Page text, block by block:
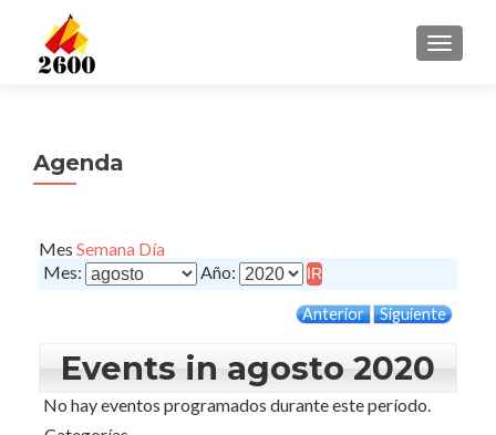
Agenda
Mes Semana Día
Mes:
Año:
Anterior Siguiente
Events in agosto 2020
No hay eventos programados durante este período.